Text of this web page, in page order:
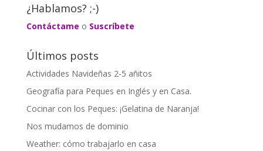
¿Hablamos? ;-)
Contáctame o Suscríbete
Últimos posts
Actividades Navideñas 2-5 añitos
Geografía para Peques en Inglés y en Casa.
Cocinar con los Peques: ¡Gelatina de Naranja!
Nos mudamos de dominio
Weather: cómo trabajarlo en casa